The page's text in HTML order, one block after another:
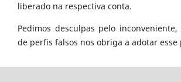
liberado na respectiva conta.
Pedimos desculpas pelo
de perfis falsos nos obriga a adotar esse